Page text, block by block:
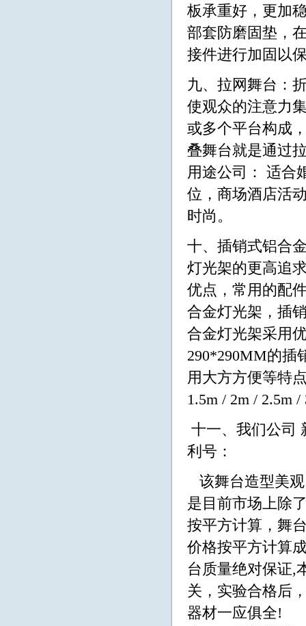
板承重好，更加
部套防磨固垫，
接件进行加固以
九、拉网舞台：
使观众的注意力
或多个平台构成
叠舞台就是通过
用途公司： 适合
位，商场酒店活
时尚。
十、插销式铝合
灯光架的更高追
优点，常用的配
合金灯光架，插
合金灯光架采用
290*290MM的插
用大方方便等特
1.5m / 2m / 2.5m
十一、我们公司
利号：
该舞台造型美
是目前市场上除
按平方计算，舞
价格按平方计算
台质量绝对保证,
关，实验合格后
器材一应俱全!